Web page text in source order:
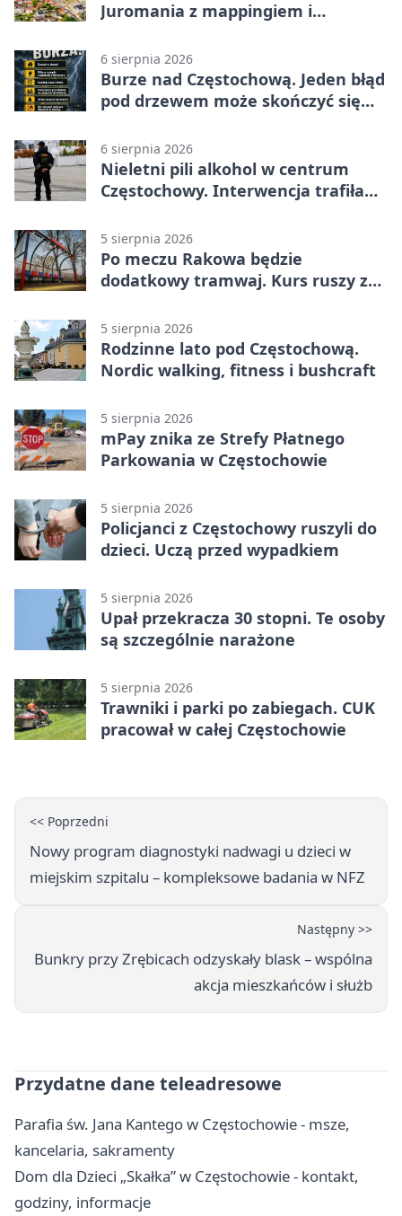
Juromania z mappingiem i
6 sierpnia 2026
Burze nad Częstochową. Jeden błąd
pod drzewem może skończyć się
6 sierpnia 2026
Nieletni pili alkohol w centrum
Częstochowy. Interwencja trafiła
5 sierpnia 2026
Po meczu Rakowa będzie
dodatkowy tramwaj. Kurs ruszy ze
5 sierpnia 2026
Rodzinne lato pod Częstochową.
Nordic walking, fitness i bushcraft
5 sierpnia 2026
mPay znika ze Strefy Płatnego
Parkowania w Częstochowie
5 sierpnia 2026
Policjanci z Częstochowy ruszyli do
dzieci. Uczą przed wypadkiem
5 sierpnia 2026
Upał przekracza 30 stopni. Te osoby
są szczególnie narażone
5 sierpnia 2026
Trawniki i parki po zabiegach. CUK
pracował w całej Częstochowie
<< Poprzedni
Nowy program diagnostyki nadwagi u dzieci w
miejskim szpitalu – kompleksowe badania w NFZ
Następny >>
Bunkry przy Zrębicach odzyskały blask – wspólna
akcja mieszkańców i służb
Przydatne dane teleadresowe
Parafia św. Jana Kantego w Częstochowie - msze,
kancelaria, sakramenty
Dom dla Dzieci „Skałka” w Częstochowie - kontakt,
godziny, informacje